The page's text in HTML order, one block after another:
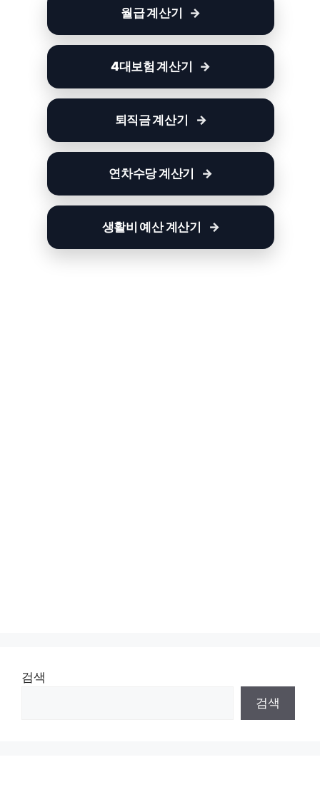
월급 계산기
4대보험 계산기
퇴직금 계산기
연차수당 계산기
생활비 예산 계산기
검색
검색